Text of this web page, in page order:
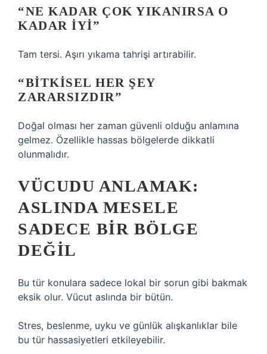
“NE KADAR ÇOK YIKANIRSA O
KADAR IYI”
Tam tersi. Aşırı yıkama tahrişi artırabilir.
“BITKISEL HER ŞEY
ZARARSIZDIR”
Doğal olması her zaman güvenli olduğu anlamına
gelmez. Özellikle hassas bölgelerde dikkatli
olunmalıdır.
VÜCUDU ANLAMAK:
ASLINDA MESELE
SADECE BIR BÖLGE
DEĞIL
Bu tür konulara sadece lokal bir sorun gibi bakmak
eksik olur. Vücut aslında bir bütün.
Stres, beslenme, uyku ve günlük alışkanlıklar bile
bu tür hassasiyetleri etkileyebilir.